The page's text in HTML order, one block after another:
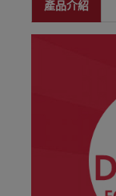
產品介紹